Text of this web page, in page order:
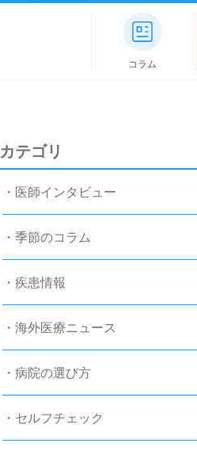
コラム
カテゴリ
・医師インタビュー
・季節のコラム
・疾患情報
・海外医療ニュース
・病院の選び方
・セルフチェック